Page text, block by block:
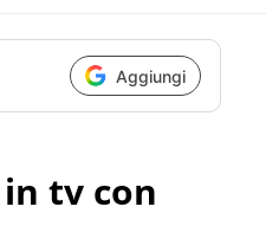
Aggiungi
tv con